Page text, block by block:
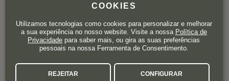
0 avaliações
COOKIES
Utilizamos tecnologias como cookies para personalizar e melhorar
a sua experiência no nosso website. Visite a nossa Política de
Privacidade para saber mais, ou gira as suas preferências
pessoais na nossa Ferramenta de Consentimento.
REJEITAR CONFIGURAR